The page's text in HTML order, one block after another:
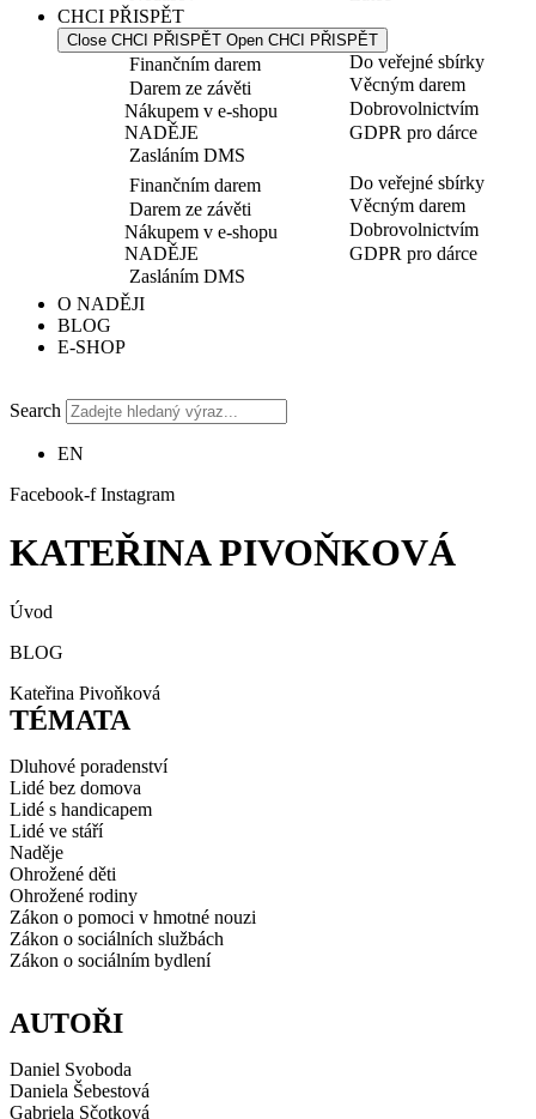
CHCI PŘISPĚT
Close CHCI PŘISPĚT Open CHCI PŘISPĚT
Finančním darem
Darem ze závěti
Nákupem v e-shopu
NADĚJE
Zasláním DMS
Do veřejné sbírky
Věcným darem
Dobrovolnictvím
GDPR pro dárce
Finančním darem
Darem ze závěti
Nákupem v e-shopu
NADĚJE
Zasláním DMS
Do veřejné sbírky
Věcným darem
Dobrovolnictvím
GDPR pro dárce
O NADĚJI
BLOG
E-SHOP
Search
EN
Facebook-f Instagram
KATEŘINA PIVOŇKOVÁ
Úvod
BLOG
Kateřina Pivoňková
TÉMATA
Dluhové poradenství
Lidé bez domova
Lidé s handicapem
Lidé ve stáří
Naděje
Ohrožené děti
Ohrožené rodiny
Zákon o pomoci v hmotné nouzi
Zákon o sociálních službách
Zákon o sociálním bydlení
AUTOŘI
Daniel Svoboda
Daniela Šebestová
Gabriela Sčotková